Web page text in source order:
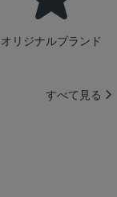
オリジナルブランド
すべて見る